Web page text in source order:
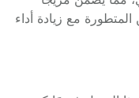
مع زيادة أداء